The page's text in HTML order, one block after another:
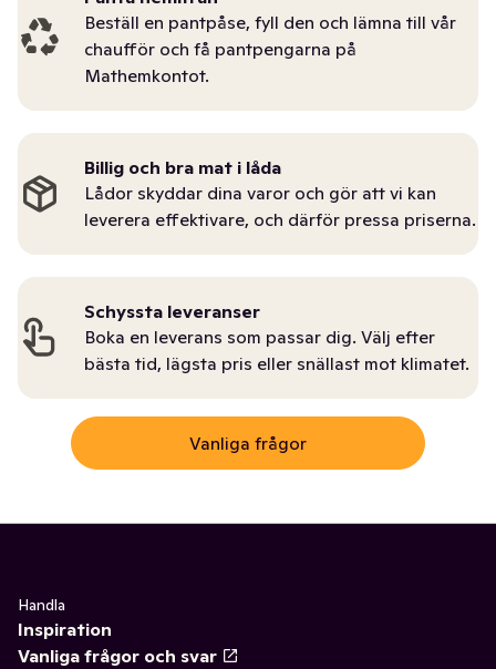
Beställ en pantpåse, fyll den och lämna till vår
chaufför och få pantpengarna på
Mathemkontot.
Billig och bra mat i låda
Lådor skyddar dina varor och gör att vi kan
leverera effektivare, och därför pressa priserna.
Schyssta leveranser
Boka en leverans som passar dig. Välj efter
bästa tid, lägsta pris eller snällast mot klimatet.
Vanliga frågor
Handla
Inspiration
Vanliga frågor och svar